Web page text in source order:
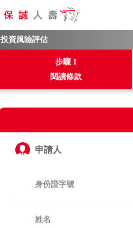
投資風險評估
步驟1
閱讀條款
申請人
身份證字號
姓名